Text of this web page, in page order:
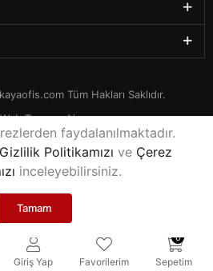
faydalanılmaktadır.
Gizlilik Politikamızı ve Çerez
inceleyebilirsiniz.
Tamam
Giriş Yap Favorilerim Sepetim
0
Tüm Hakları Saklıdır.
Tasarım Ajansı